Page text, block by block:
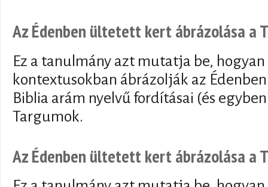
Az Édenben ültetett kert ábrázolása a
Ez a tanulmány azt mutatja be,
kontextusokban ábrázolják az
Biblia arám nyelvű fordításai (és
Targumok.
Az Édenben ültetett kert ábrázolása a